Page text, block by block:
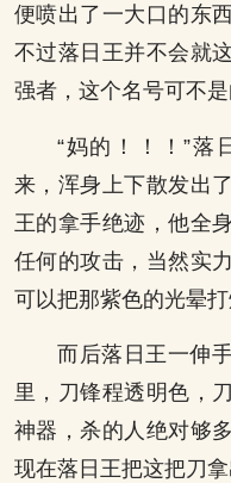
便喷出了一大口的东
不过落日王并不会就
强者，这个名号可不是
“妈的！！！”落
来，浑身上下散发出
王的拿手绝迹，他全
任何的攻击，当然实
可以把那紫色的光晕
而后落日王一伸
里，刀锋程透明色，
神器，杀的人绝对够
现在落日王把这把刀